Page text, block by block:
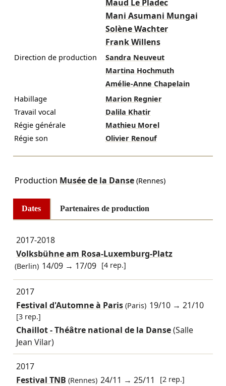
Maud Le Pladec
Mani Asumani Mungai
Solène Wachter
Frank Willens
Direction de production
Sandra Neuveut
Martina Hochmuth
Amélie-Anne Chapelain
Habillage
Marion Regnier
Travail vocal
Dalila Khatir
Régie générale
Mathieu Morel
Régie son
Olivier Renouf
Production Musée de la Danse(Rennes)
Dates Partenaires de production
2017-2018
Volksbühne am Rosa-Luxemburg-Platz
(Berlin) 14/09 → 17/09 [4 rep.]
2017
Festival d'Automne à Paris(Paris) 19/10 →21/10
[3 rep.]
Chaillot - Théâtre national de la Danse(Salle
Jean Vilar)
2017
Festival TNB (Rennes) 24/11 →25/11 [2 rep.]